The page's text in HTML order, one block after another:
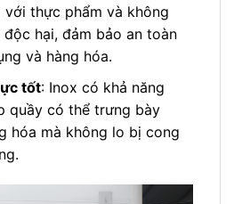
với thực phẩm và không
hại, đảm bảo an toàn
và hàng hóa.
tốt: Inox có khả năng
quầy có thể trưng bày
hóa mà không lo bị cong